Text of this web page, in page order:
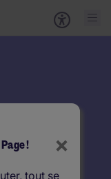
×
!
tout se